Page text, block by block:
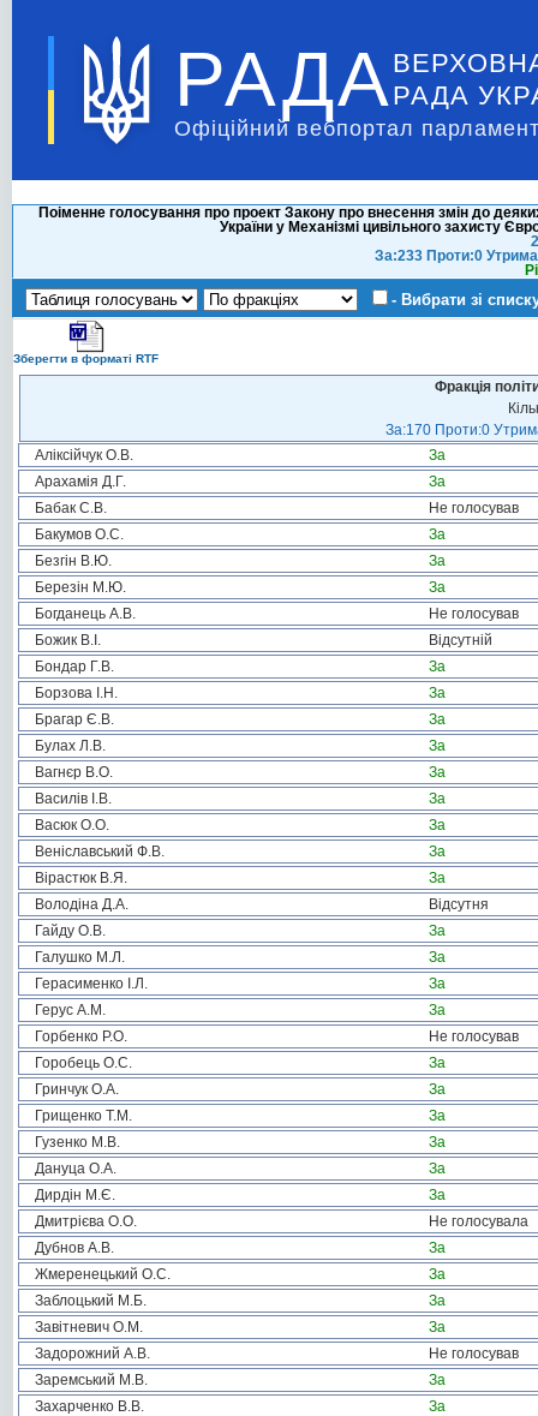
РАДА РАДА
Офіційний вебпортал
Поіменне голосування про проект Закону про внесення змін до
України у Механізмі цивільного захисту
За:233 Проти:0
- Вибрати зі
Зберегти в форматі RTF
Фракція
За:170 Проти:0
Аліксійчук О.В.
За
Арахамія Д.Г.
За
Бабак С.В.
Не голосував
Бакумов О.С.
За
Безгін В.Ю.
За
Березін М.Ю.
За
Богданець А.В.
Не голосував
Божик В.І.
Відсутній
Бондар Г.В.
За
Борзова І.Н.
За
Брагар Є.В.
За
Булах Л.В.
За
Вагнєр В.О.
За
Василів І.В.
За
Васюк О.О.
За
Веніславський Ф.В.
За
Вірастюк В.Я.
За
Володіна Д.А.
Відсутня
Гайду О.В.
За
Галушко М.Л.
За
Герасименко І.Л.
За
Герус А.М.
За
Горбенко Р.О.
Не голосував
Горобець О.С.
За
Гринчук О.А.
За
Грищенко Т.М.
За
Гузенко М.В.
За
Дануца О.А.
За
Дирдін М.Є.
За
Дмитрієва О.О.
Не голосувала
Дубнов А.В.
За
Жмеренецький О.С.
За
Заблоцький М.Б.
За
Завітневич О.М.
За
Задорожний А.В.
Не голосував
Заремський М.В.
За
Захарченко В.В.
За